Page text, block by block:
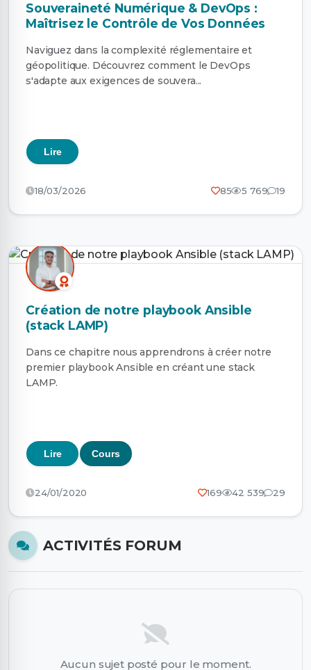
Souveraineté Numérique & DevOps :
Maîtrisez le Contrôle de Vos Données
Naviguez dans la complexité réglementaire et
géopolitique. Découvrez comment le DevOps
s'adapte aux exigences de souvera...
Lire
18/03/2026 85 5 769 19
Création de notre playbook Ansible
(stack LAMP)
Dans ce chapitre nous apprendrons à créer notre
premier playbook Ansible en créant une stack
LAMP.
Lire Cours
24/01/2020 169 42 539 29
ACTIVITÉS FORUM
Aucun sujet posté pour le moment.